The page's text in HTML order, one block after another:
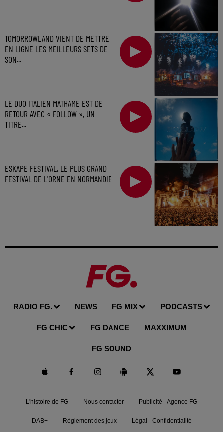
TOMORROWLAND VIENT DE METTRE
EN LIGNE LES MEILLEURS SETS DE
SON...
LE DUO ITALIEN MATHAME EST DE
RETOUR AVEC « FOLLOW », UN
TITRE...
ESKAPE FESTIVAL, LE PLUS GRAND
FESTIVAL DE L'ORNE EN NORMANDIE
RADIO FG. NEWS FG MIX PODCASTS
FG CHIC FG DANCE MAXXIMUM
FG SOUND
L'histoire de FG Nous contacter Publicité - Agence FG
DAB+ Règlement des jeux Légal - Confidentialité